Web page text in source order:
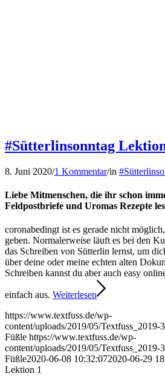
#Sütterlinsonntag
8. Juni 2020/1 Kommentar/in
Liebe Mitmenschen, die ihr schon
Feldpostbriefe und Uromas Rezepte
coronabedingt ist es gerade nicht
geben. Normalerweise läuft es bei den
das Schreiben von Sütterlin lernst, um
über deine oder meine echten alten
Schreiben kannst du aber auch easy
einfach aus. Weiterlesen
https://www.textfuss.de/wp-
content/uploads/2019/05/Textfuss_2019-
Füßle https://www.textfuss.de/wp-
content/uploads/2019/05/Textfuss_2019-
Füßle2020-06-08 10:32:072020-06-29
Lektion 1